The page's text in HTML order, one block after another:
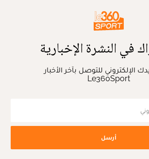
في النشرة الإخبارية
الإلكتروني للتوصل بآخر الأخبار
Le360Sport
أرسل